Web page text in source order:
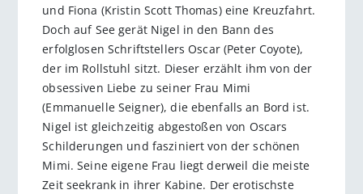
und Fiona (Kristin Scott Thomas) eine Kreuzfahrt.
Doch auf See gerät Nigel in den Bann des
erfolglosen Schriftstellers Oscar (Peter Coyote),
der im Rollstuhl sitzt. Dieser erzählt ihm von der
obsessiven Liebe zu seiner Frau Mimi
(Emmanuelle Seigner), die ebenfalls an Bord ist.
Nigel ist gleichzeitig abgestoßen von Oscars
Schilderungen und fasziniert von der schönen
Mimi. Seine eigene Frau liegt derweil die meiste
Zeit seekrank in ihrer Kabine. Der erotischste